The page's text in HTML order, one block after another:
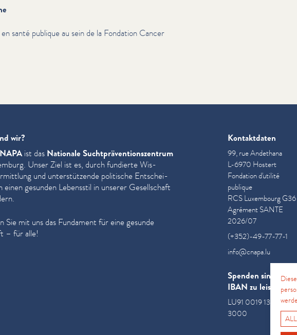
santé publique au sein de la Fondation Cancer
wir?
ist das Nationale Sucht­präven­tion­szen­trum
Unser Ziel ist es, durch fundierte Wis­
und unter­stützende politische Entschei­
einen gesunden Lebensstil in unserer Gesellschaft
Sie mit uns das Fundament für eine gesunde
– für alle!
Kontaktdaten
99, rue Andethana
L-6970 Hostert
Fondation d'utilité
publique
RCS Luxembourg G36
Agrément SANTE
2026/07
(+352)-49-77-77-1
info@cnapa.lu
Spenden sind an die
IBAN zu leisten
LU91 0019 1300
3000